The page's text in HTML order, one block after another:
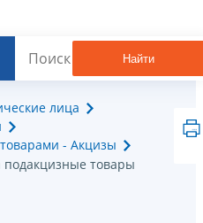
Найти
лица
- Акцизы
подакцизные товары